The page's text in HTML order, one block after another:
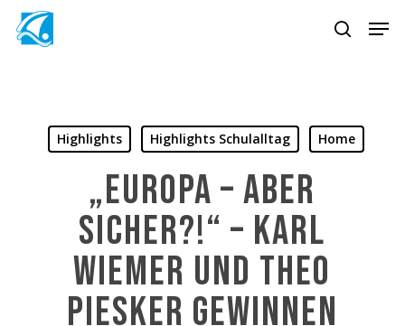
Skip
search
Highlights Highlights Schulalltag Home
„Europa – aber
sicher?!“ – Karl
Wiemer und Theo
Piesker gewinnen